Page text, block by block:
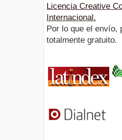
Licencia Creative
Internacional.
Por lo que el envío,
totalmente gratuito.